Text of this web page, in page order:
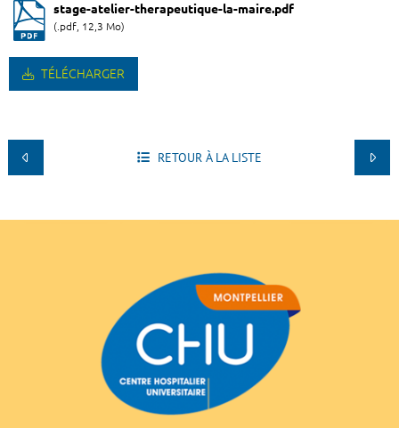
stage-atelier-therapeutique-la-maire.pdf
(.pdf, 12,3 Mo)
TÉLÉCHARGER
RETOUR À LA LISTE